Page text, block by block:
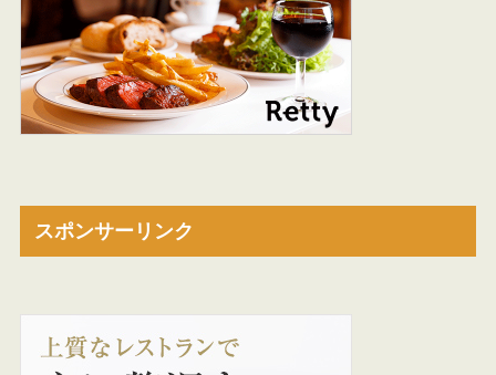
スポンサーリンク